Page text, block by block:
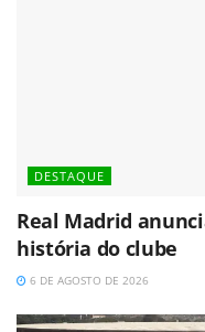
DESTAQUE
Real Madrid
história do clube
6 DE AGOSTO DE 2026